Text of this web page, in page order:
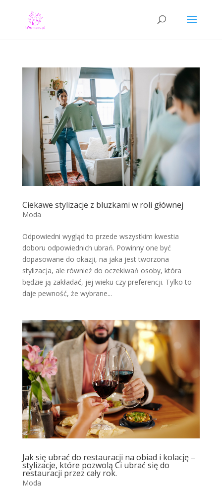
Ciekawe stylizacje z bluzkami w roli głównej
Moda
Odpowiedni wygląd to przede wszystkim kwestia
doboru odpowiednich ubrań. Powinny one być
dopasowane do okazji, na jaka jest tworzona
stylizacja, ale również do oczekiwań osoby, która
będzie ją zakładać, jej wieku czy preferencji. Tylko to
daje pewność, że wybrane...
Jak się ubrać do restauracji na obiad i kolację –
stylizacje, które pozwolą Ci ubrać się do
restauracji przez cały rok.
Moda